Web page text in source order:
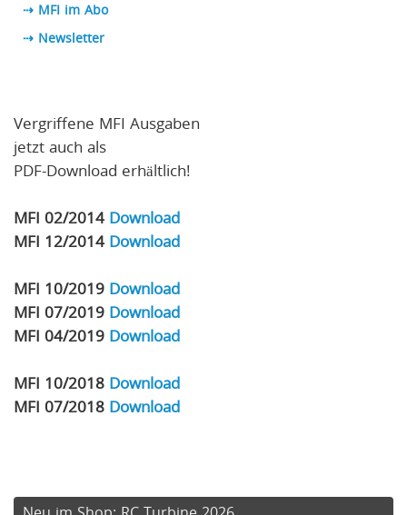
⇢ MFI im Abo
⇢ Newsletter
Vergriffene MFI Ausgaben
jetzt auch als
PDF-Download erhältlich!
MFI 02/2014 Download
MFI 12/2014 Download
MFI 10/2019 Download
MFI 07/2019 Download
MFI 04/2019 Download
MFI 10/2018 Download
MFI 07/2018 Download